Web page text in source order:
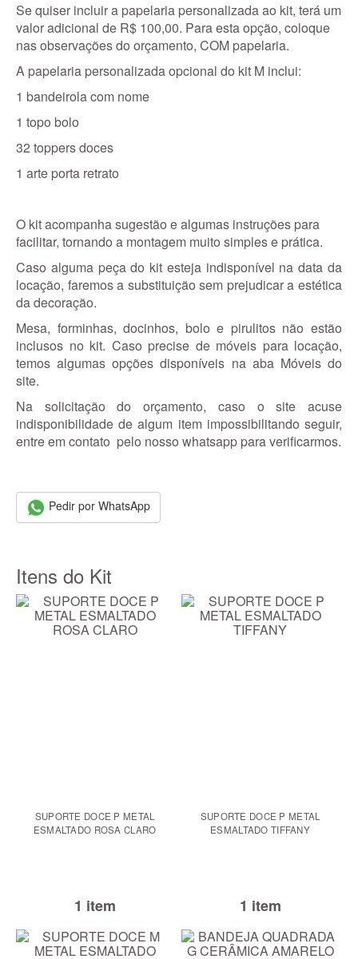
Se quiser incluir a papelaria personalizada ao kit, terá um
valor adicional de R$ 100,00. Para esta opção, coloque
nas observações do orçamento, COM papelaria.
A papelaria personalizada opcional do kit M inclui:
1 bandeirola com nome
1 topo bolo
32 toppers doces
1 arte porta retrato
O kit acompanha sugestão e algumas instruções para
facilitar, tornando a montagem muito simples e prática.
Caso alguma peça do kit esteja indisponível na data da
locação, faremos a substituição sem prejudicar a estética
da decoração.
Mesa, forminhas, docinhos, bolo e pirulitos não estão
inclusos no kit. Caso precise de móveis para locação,
temos algumas opções disponíveis na aba Móveis do
site.
Na solicitação do orçamento, caso o site acuse
indisponibilidade de algum item impossibilitando seguir,
entre em contato pelo nosso whatsapp para verificarmos.
Pedir por WhatsApp
Itens do Kit
SUPORTE DOCE P METAL
ESMALTADO ROSA CLARO
1 item
SUPORTE DOCE P METAL
ESMALTADO TIFFANY
1 item